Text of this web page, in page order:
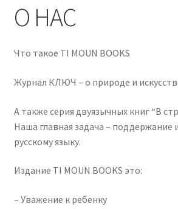
ПОДПИСКА 2026
О ЖУРНАЛЕ
О НАС
Связаться с нами
Общие условия продажи
Официальное уведомление
О НАС
Что такое TI MOUN BOOKS
Журнал КЛЮЧ – о природе и
А также серия двуязычных книг “В
Наша главная задача – поддержание
русскому языку.
Издание TI MOUN BOOKS это:
– Уважение к ребенку